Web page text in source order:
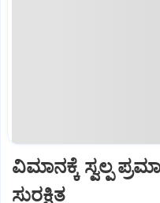
ವಿಮಾನಕ್ಕೆ ಸ್ವಲ್ಪ
ಸುರಕ್ಷಿತ